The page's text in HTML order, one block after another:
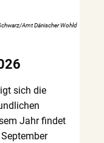
Amt Dänischer Wohld
sich die
Jahr findet